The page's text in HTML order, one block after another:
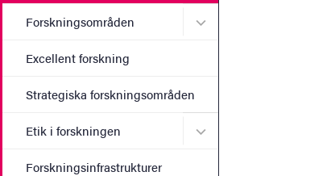
Forskningsområden Undermeny för
Excellent forskning
Strategiska forskningsområden
Etik i forskningen Undermeny för Etik i
Forskningsinfrastrukturer